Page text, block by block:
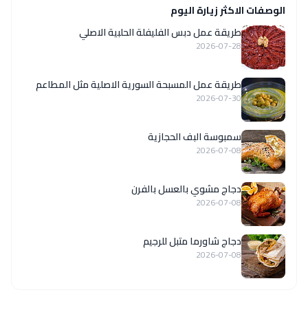
الوصفات الاكثر زيارة اليوم
طريقة عمل دبس الفليفلة الحلبية الاصلي
2026-07-28
‏طريقة عمل المسبحة السورية الاصلية مثل المطاعم
2026-07-30
سمبوسة البف الحجازية
2026-07-08
دجاج مشوي بالعسل بالفرن
2026-07-08
دجاج شاورما متبل للرجيم
2026-07-08